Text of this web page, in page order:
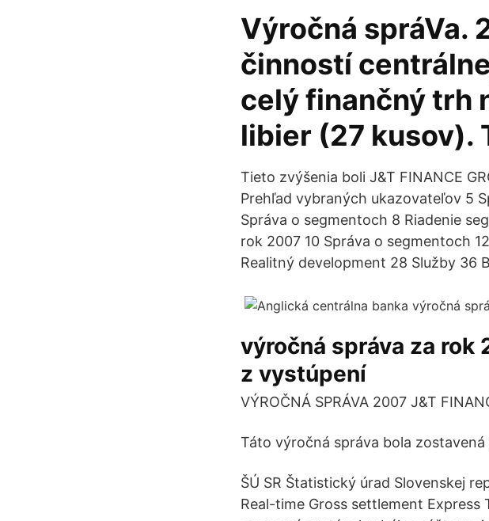
Výročná spráVa.
činností
celý finančný trh
libier (27 kusov).
Tieto zvýšenia boli J&T FINANCE
Prehľad vybraných ukazovateľov 5
Správa o segmentoch 8 Riadenie
rok 2007 10 Správa o segmentoch
Realitný development 28 Služby 36
výročná správa za rok
z vystúpení
VÝROČNÁ SPRÁVA 2007 J&T
Táto výročná správa bola
ŠÚ SR Štatistický úrad Slovenskej
Real-time Gross settlement